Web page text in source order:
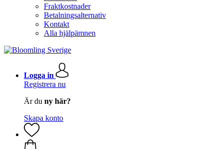
Fraktkostnader
Betalningsalternativ
Kontakt
Alla hjälpämnen
Logga in
Registrera nu
Är du ny här?
Skapa konto